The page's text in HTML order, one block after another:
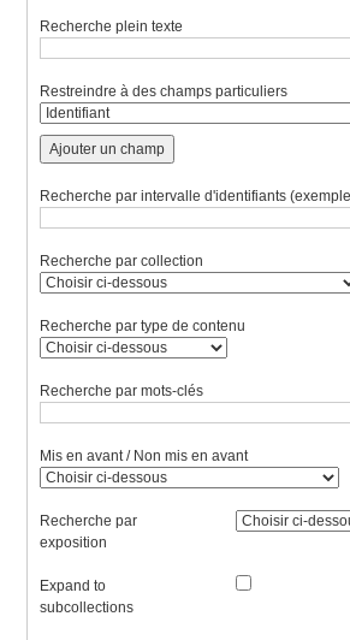
Recherche plein texte
Restreindre à des champs particuliers
Ajouter un champ
Recherche par intervalle d'identifiants
Recherche par collection
Recherche par type de contenu
Recherche par mots-clés
Mis en avant / Non mis en avant
Recherche par
exposition
Expand to
subcollections